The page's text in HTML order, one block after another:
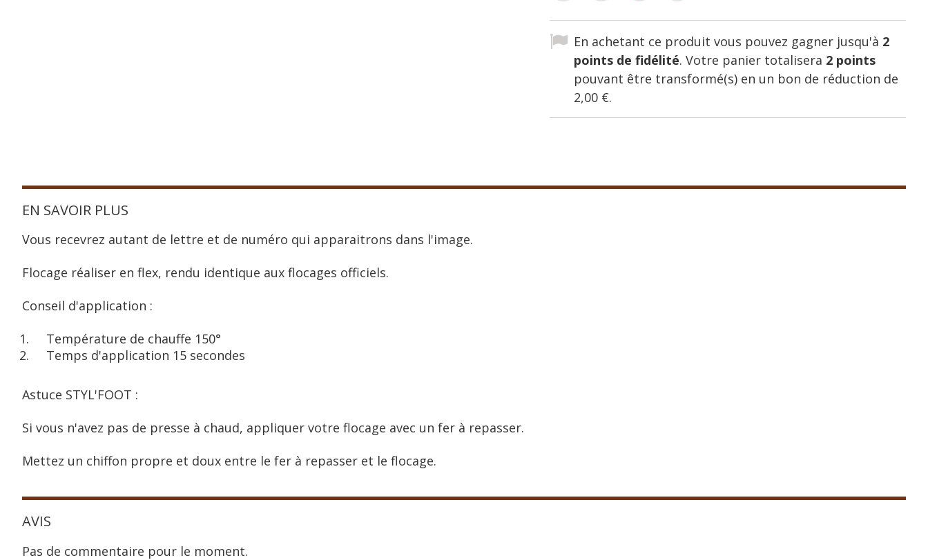
En achetant ce produit vous pouvez gagner jusqu'à 2
points de fidélité. Votre panier totalisera 2 points
pouvant être transformé(s) en un bon de réduction de
2,00 €.
EN SAVOIR PLUS
Vous recevrez autant de lettre et de numéro qui apparaitrons dans l'image.
Flocage réaliser en flex, rendu identique aux flocages officiels.
Conseil d'application :
Température de chauffe 150°
Temps d'application 15 secondes
Astuce STYL'FOOT :
Si vous n'avez pas de presse à chaud, appliquer votre flocage avec un fer à repasser.
Mettez un chiffon propre et doux entre le fer à repasser et le flocage.
AVIS
Pas de commentaire pour le moment.